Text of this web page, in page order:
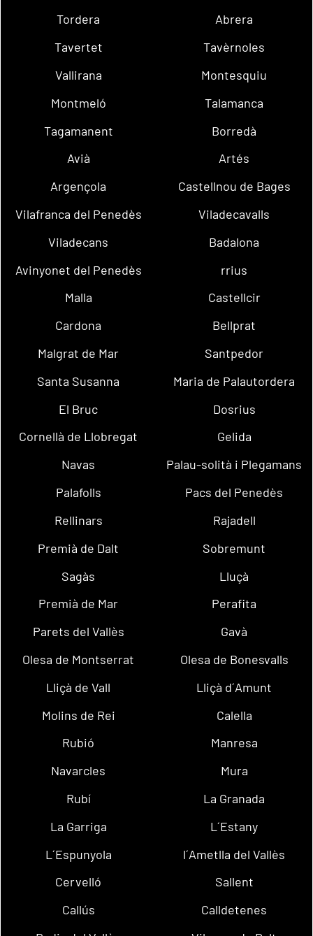
Tordera
Abrera
Tavertet
Tavèrnoles
Vallirana
Montesquiu
Montmeló
Talamanca
Tagamanent
Borredà
Avià
Artés
Argençola
Castellnou de Bages
Vilafranca del Penedès
Viladecavalls
Viladecans
Badalona
Avinyonet del Penedès
rrius
Malla
Castellcir
Cardona
Bellprat
Malgrat de Mar
Santpedor
Santa Susanna
Maria de Palautordera
El Bruc
Dosrius
Cornellà de Llobregat
Gelida
Navas
Palau-solità i Plegamans
Palafolls
Pacs del Penedès
Rellinars
Rajadell
Premià de Dalt
Sobremunt
Sagàs
Lluçà
Premià de Mar
Perafita
Parets del Vallès
Gavà
Olesa de Montserrat
Olesa de Bonesvalls
Lliçà de Vall
Lliçà d´Amunt
Molins de Rei
Calella
Rubió
Manresa
Navarcles
Mura
Rubí
La Granada
La Garriga
L´Estany
L´Espunyola
l´Ametlla del Vallès
Cervelló
Sallent
Callús
Calldetenes